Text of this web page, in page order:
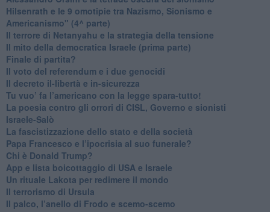
​Hilsenrath e le 9 omotipie tra Nazismo, Sionismo e
Americanismo" (4^ parte)
​Il terrore di Netanyahu e la strategia della tensione
Il mito della democratica Israele (prima parte)
​Finale di partita?
​Il voto del referendum e i due genocidi
Il decreto il-libertà e in-sicurezza
Tu vuo’ fa l’americano con la legge spara-tutto!
La poesia contro gli orrori di CISL, Governo e sionisti
Israele-Salò
​La fascistizzazione dello stato e della società
Papa Francesco e l’ipocrisia al suo funerale?
​Chi è Donald Trump?
App e lista boicottaggio di USA e Israele
​Un rituale Lakota per redimere il mondo
Il terrorismo di Ursula
​Il palco, l’anello di Frodo e scemo-scemo